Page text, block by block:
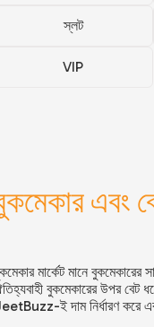
স্লট
VIP
এবং
মার্কেট মানে
বুকমেকারের উপর বেট
-ই দাম নির্ধারণ